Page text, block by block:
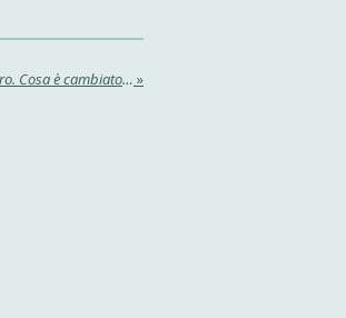
Conversione del permesso di soggiorno da studio a lavoro. Cosa è cambiato con il decreto Cutro »